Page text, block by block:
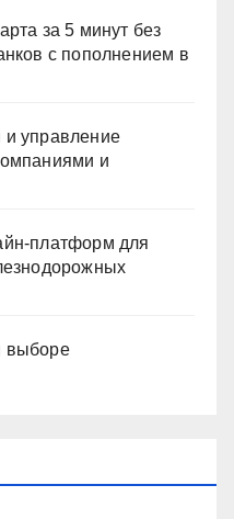
за 5 минут без
с пополнением в
управление
и
платформ для
выборе